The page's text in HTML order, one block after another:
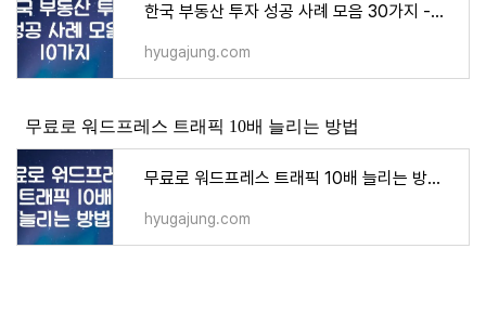
한국 부동산 투자 성공 사례 모음 30가지 - 지식
hyugajung.com
무료로 워드프레스 트래픽 10배 늘리는 방법
무료로 워드프레스 트래픽 10배 늘리는 방법 - 지식
hyugajung.com